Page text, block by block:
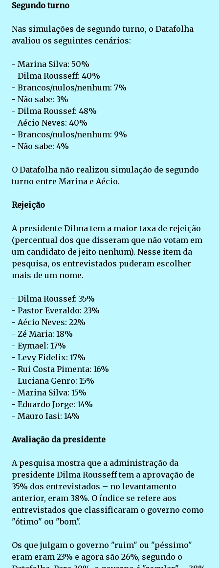
Segundo turno
Nas simulações de segundo turno, o Datafolha
avaliou os seguintes cenários:
- Marina Silva: 50%
- Dilma Rousseff: 40%
- Brancos/nulos/nenhum: 7%
- Não sabe: 3%
- Dilma Roussef: 48%
- Aécio Neves: 40%
- Brancos/nulos/nenhum: 9%
- Não sabe: 4%
O Datafolha não realizou simulação de segundo
turno entre Marina e Aécio.
Rejeição
A presidente Dilma tem a maior taxa de rejeição
(percentual dos que disseram que não votam em
um candidato de jeito nenhum). Nesse item da
pesquisa, os entrevistados puderam escolher
mais de um nome.
- Dilma Roussef: 35%
- Pastor Everaldo: 23%
- Aécio Neves: 22%
- Zé Maria: 18%
- Eymael: 17%
- Levy Fidelix: 17%
- Rui Costa Pimenta: 16%
- Luciana Genro: 15%
- Marina Silva: 15%
- Eduardo Jorge: 14%
- Mauro Iasi: 14%
Avaliação da presidente
A pesquisa mostra que a administração da
presidente Dilma Rousseff tem a aprovação de
35% dos entrevistados – no levantamento
anterior, eram 38%. O índice se refere aos
entrevistados que classificaram o governo como
"ótimo" ou "bom".
Os que julgam o governo "ruim" ou "péssimo"
eram eram 23% e agora são 26%, segundo o